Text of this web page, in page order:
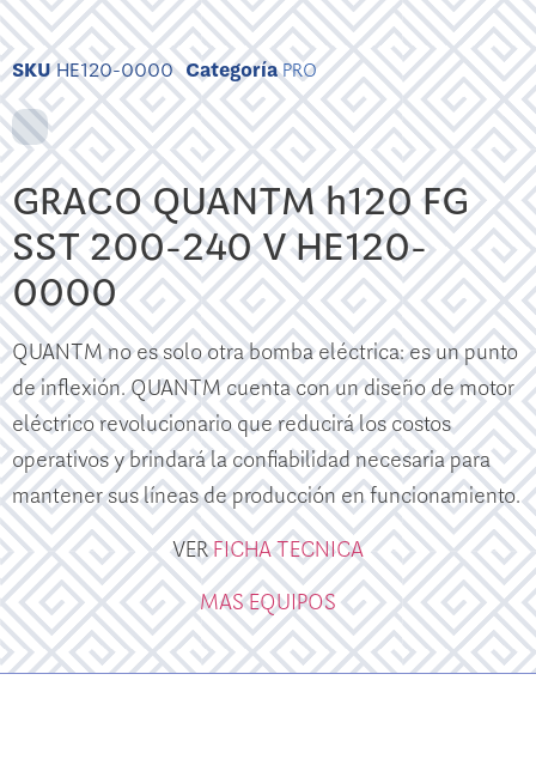
SKUHE120-0000 CategoríaPRO
GRACO QUANTM h120 FG
SST 200-240 V HE120-
0000
QUANTM no es solo otra bomba eléctrica: es un punto
de inflexión. QUANTM cuenta con un diseño de motor
eléctrico revolucionario que reducirá los costos
operativos y brindará la confiabilidad necesaria para
mantener sus líneas de producción en funcionamiento.
VERFICHA TECNICA
MAS EQUIPOS